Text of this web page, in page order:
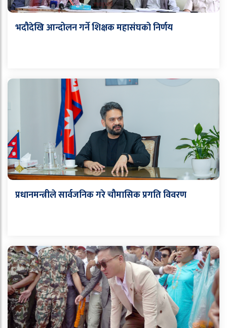
भदौदेखि आन्दोलन गर्ने शिक्षक महासंघको निर्णय
प्रधानमन्त्रीले सार्वजनिक गरे चौमासिक प्रगति विवरण